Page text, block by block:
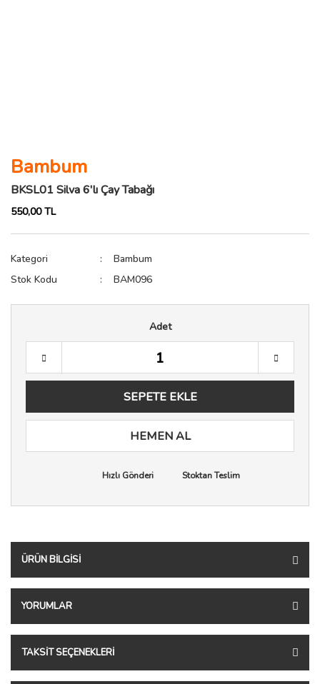
Bambum
BKSL01 Silva 6'lı Çay Tabağı
550,00 TL
Kategori
Bambum
Stok Kodu
BAM096
Adet
SEPETE EKLE
HEMEN AL
Hızlı Gönderi Stoktan Teslim
ÜRÜN BILGISI
YORUMLAR
TAKSIT SEÇENEKLERI